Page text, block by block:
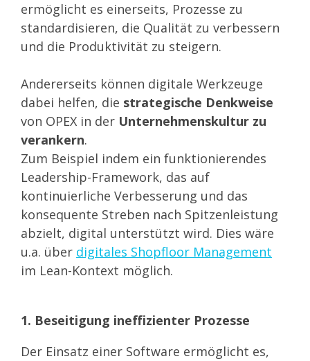
ermöglicht es einerseits, Prozesse zu
standardisieren, die Qualität zu verbessern
und die Produktivität zu steigern.
Andererseits können digitale Werkzeuge
dabei helfen, die strategische Denkweise
von OPEX in der Unternehmenskultur zu
verankern.
Zum Beispiel indem ein funktionierendes
Leadership-Framework, das auf
kontinuierliche Verbesserung und das
konsequente Streben nach Spitzenleistung
abzielt, digital unterstützt wird. Dies wäre
u.a. über digitales Shopfloor Management
im Lean-Kontext möglich.
1. Beseitigung ineffizienter Prozesse
Der Einsatz einer Software ermöglicht es,